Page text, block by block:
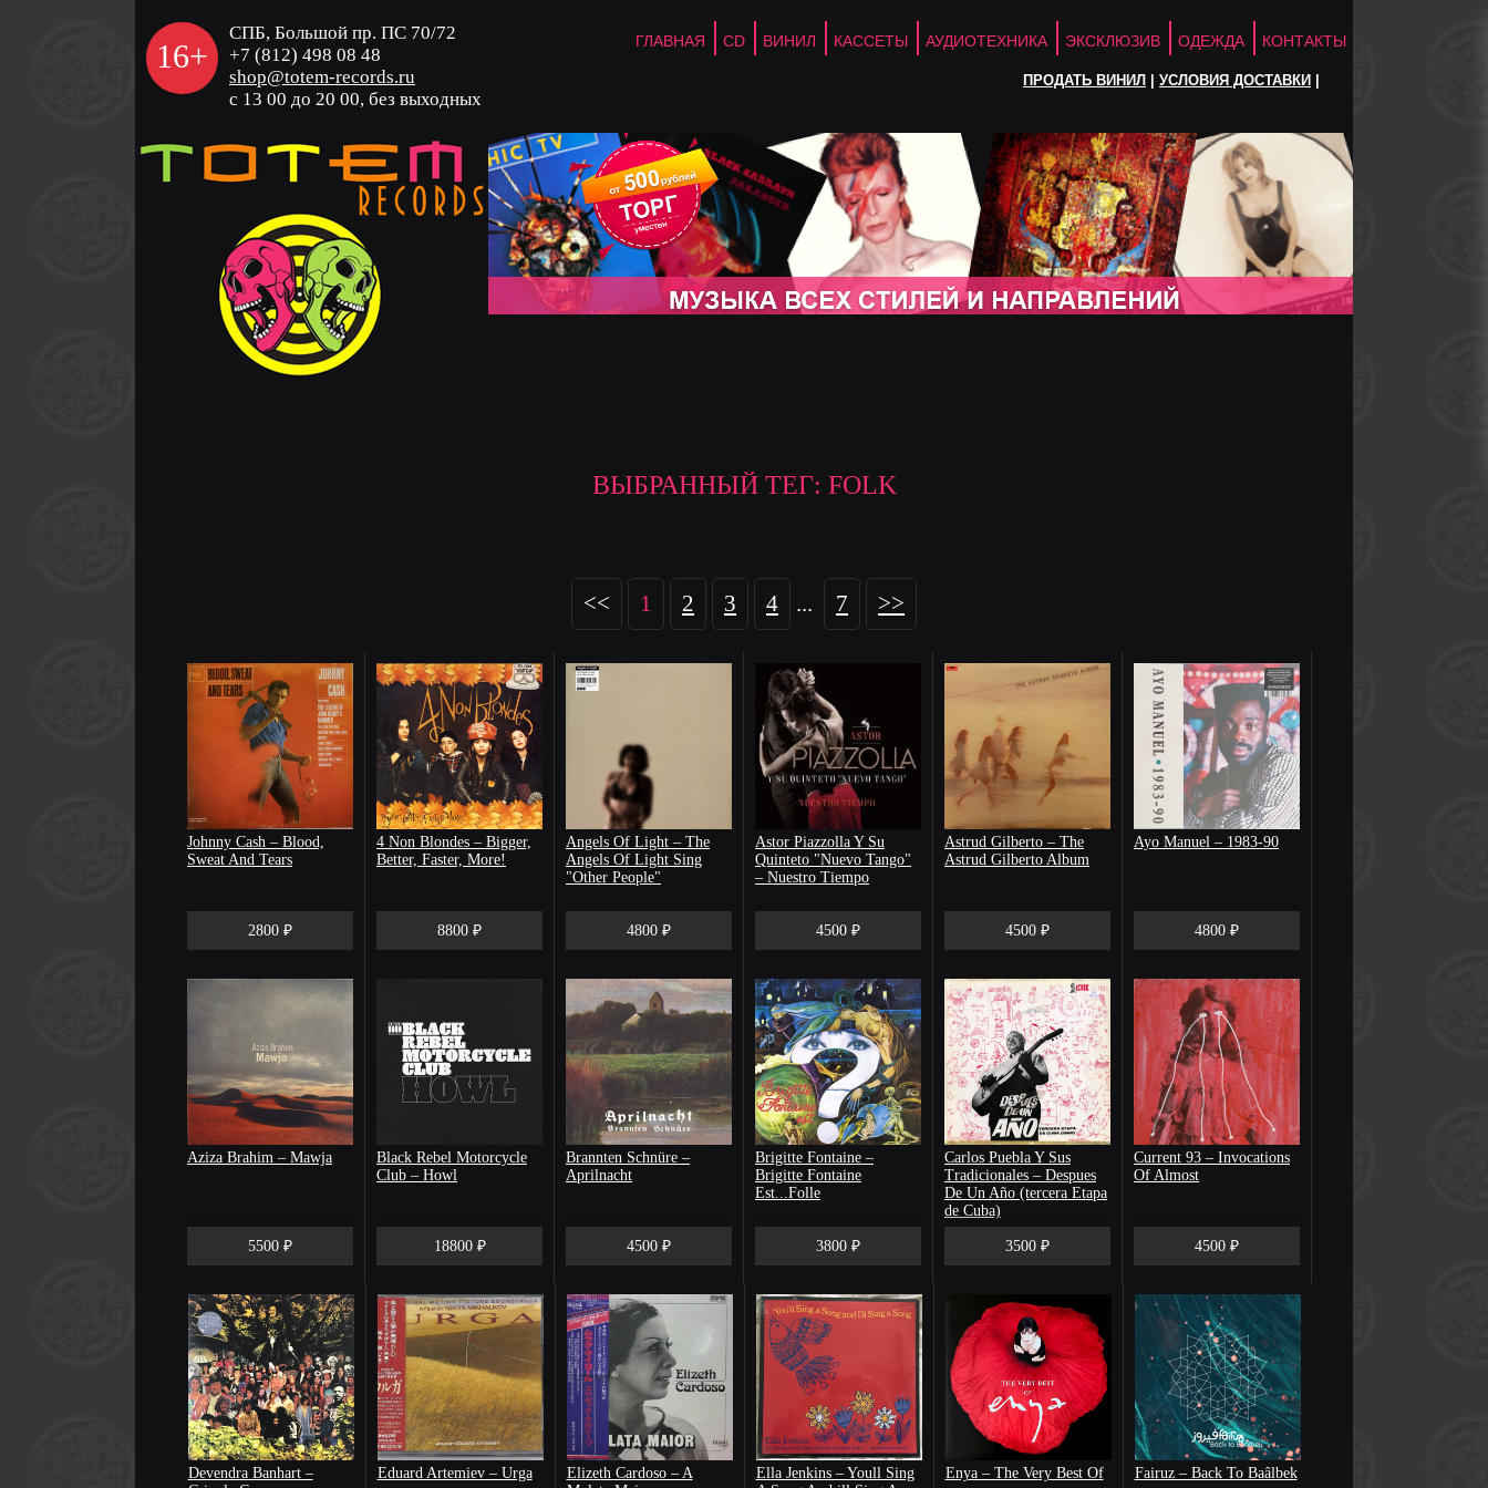
16+
СПБ, Большой пр. ПС 70/72
+7 (812) 498 08 48
shop@totem-records.ru
с 13 00 до 20 00, без выходных
ГЛАВНАЯ CD ВИНИЛ КАССЕТЫ АУДИОТЕХНИКА ЭКСКЛЮЗИВ ОДЕЖДА КОНТАКТЫ
ПРОДАТЬ ВИНИЛ УСЛОВИЯ ДОСТАВКИ
ВЫБРАННЫЙ ТЕГ: FOLK
<< 1 2 3 4 ... 7 >>
Johnny Cash – Blood,
Sweat And Tears
2800 ₽
4 Non Blondes ‎– Bigger,
Better, Faster, More!
8800 ₽
Angels Of Light – The
Angels Of Light Sing
"Other People"
4800 ₽
Astor Piazzolla Y Su
Quinteto "Nuevo Tango"
– Nuestro Tiempo
4500 ₽
Astrud Gilberto – The
Astrud Gilberto Album
4500 ₽
Ayo Manuel – 1983-90
4800 ₽
Aziza Brahim – Mawja
5500 ₽
Black Rebel Motorcycle
Club ‎– Howl
18800 ₽
Brannten Schnüre –
Aprilnacht
4500 ₽
Brigitte Fontaine –
Brigitte Fontaine
Est...Folle
3800 ₽
Carlos Puebla Y Sus
Tradicionales – Despues
De Un Año (tercera Etapa
de Cuba)
3500 ₽
Current 93 – Invocations
Of Almost
4500 ₽
Devendra Banhart –
Eduard Artemiev – Urga
Elizeth Cardoso – A
Ella Jenkins ‎– Youll Sing
Enya – The Very Best Of Fairuz – Back To Baâlbek